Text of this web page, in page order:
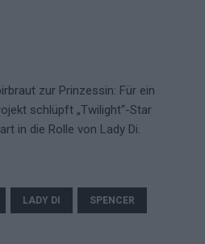
zur Prinzessin: Für ein
schlüpft „Twilight“-Star
in die Rolle von Lady Di.
LADY DI SPENCER